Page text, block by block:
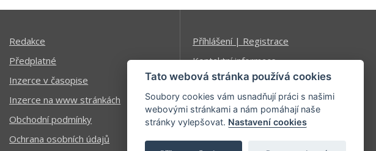
Redakce
Předplatné
Inzerce v časopise
Inzerce na www stránkách
Obchodní podmínky
Ochrana osobních údajů
Příhlášení | Registrace
Kontaktní informace
Mapa stránek
Tato webová stránka používá cookies
Soubory cookies vám usnadňují práci s našimi
webovými stránkami a nám pomáhají naše
stránky vylepšovat. Nastavení cookies